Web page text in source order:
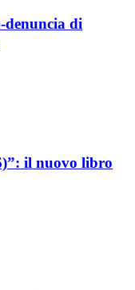
denuncia di
il nuovo libro